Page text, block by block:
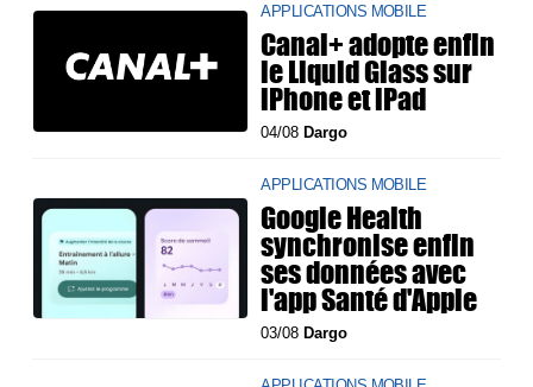
APPLICATIONS MOBILE
Canal+ adopte enfin
le Liquid Glass sur
iPhone et iPad
04/08Dargo
APPLICATIONS MOBILE
Google Health
synchronise enfin
ses données avec
l'app Santé d'Apple
03/08Dargo